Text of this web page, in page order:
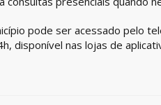
pode ser acessado pelo
disponível nas lojas de